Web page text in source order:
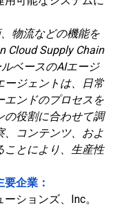
物流などの機能を
Cloud Supply Chain
ベースのAIエージ
ージェントは、日常
エンドのプロセスを
の役割に合わせて調
、コンテンツ、およ
ことにより、生産性
企業：
ションズ、Inc。